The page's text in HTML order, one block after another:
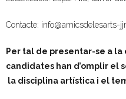
Contacte: info@amicsdelesarts-
Per tal de presentar-se a
candidates han d’omplir el
la disciplina artística i el